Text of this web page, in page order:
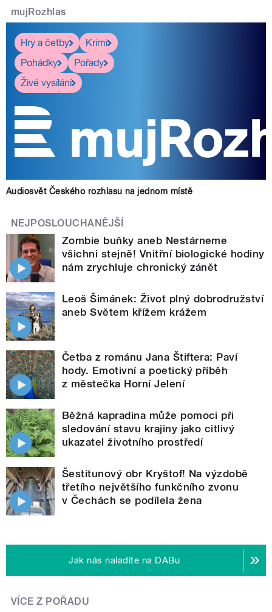
mujRozhlas
Hry a četby
Krimi
Pohádky
Pořady
Živé vysílání
Audiosvět Českého rozhlasu na jednom místě
NEJPOSLOUCHANĚJŠÍ
Zombie buňky aneb Nestárneme
všichni stejně! Vnitřní biologické hodiny
nám zrychluje chronický zánět
Leoš Šimánek: Život plný dobrodružství
aneb Světem křížem krážem
Četba z románu Jana Štiftera: Paví
hody. Emotivní a poetický příběh
z městečka Horní Jelení
Běžná kapradina může pomoci při
sledování stavu krajiny jako citlivý
ukazatel životního prostředí
Šestitunový obr Kryštof! Na výzdobě
třetího největšího funkčního zvonu
v Čechách se podílela žena
Jak nás naladíte na DABu
VÍCE Z POŘADU